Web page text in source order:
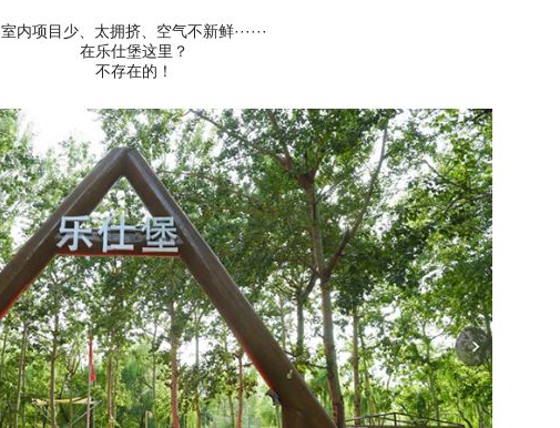
室内项目少、太拥挤、空气不新鲜······
在乐仕堡这里？
不存在的！